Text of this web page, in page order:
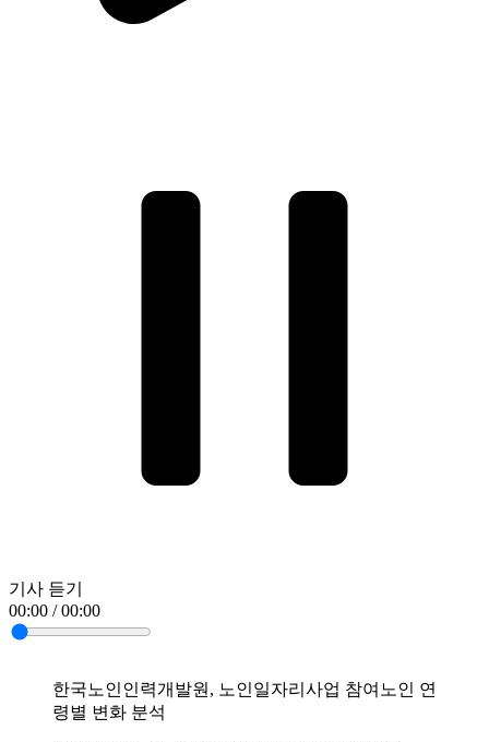
기사 듣기
00:00 / 00:00
한국노인인력개발원, 노인일자리사업 참여노인 연
령별 변화 분석